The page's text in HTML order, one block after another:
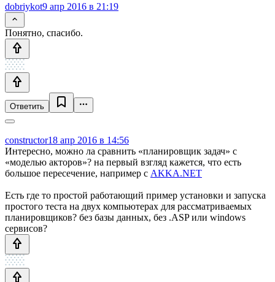
dobriykot9 апр 2016 в 21:19
Понятно, спасибо.
Ответить
constructor18 апр 2016 в 14:56
Интересно, можно ла сравнить «планировщик задач» с
«моделью акторов»? на первый взгляд кажется, что есть
большое пересечение, например с AKKA.NET
Есть где то простой работающий пример установки и запуска
простого теста на двух компьютерах для рассматриваемых
планировщиков? без базы данных, без .ASP или windows
сервисов?